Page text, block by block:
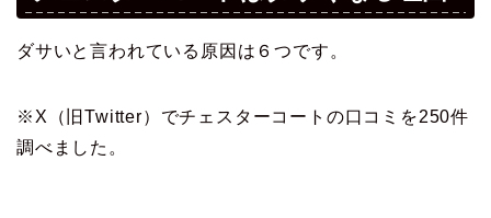
ダサいと言われている原因は６つです。
※X（旧Twitter）でチェスターコートの口コミを250件
調べました。